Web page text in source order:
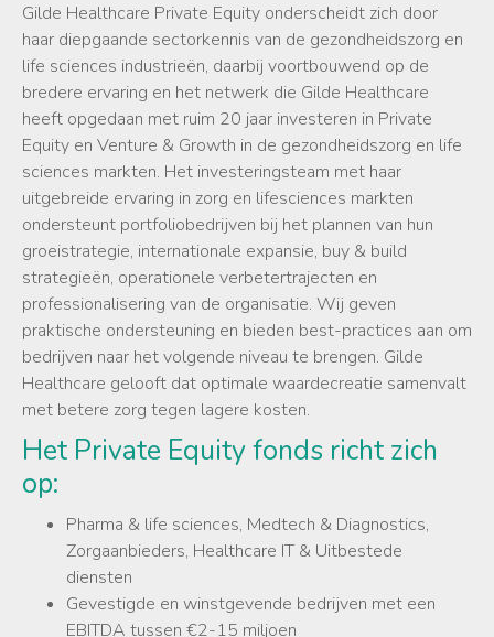
Gilde Healthcare Private Equity onderscheidt zich door
haar diepgaande sectorkennis van de gezondheidszorg en
life sciences industrieën, daarbij voortbouwend op de
bredere ervaring en het netwerk die Gilde Healthcare
heeft opgedaan met ruim 20 jaar investeren in Private
Equity en Venture & Growth in de gezondheidszorg en life
sciences markten. Het investeringsteam met haar
uitgebreide ervaring in zorg en lifesciences markten
ondersteunt portfoliobedrijven bij het plannen van hun
groeistrategie, internationale expansie, buy & build
strategieën, operationele verbetertrajecten en
professionalisering van de organisatie. Wij geven
praktische ondersteuning en bieden best-practices aan om
bedrijven naar het volgende niveau te brengen. Gilde
Healthcare gelooft dat optimale waardecreatie samenvalt
met betere zorg tegen lagere kosten.
Het Private Equity fonds richt zich
op:
Pharma & life sciences, Medtech & Diagnostics,
Zorgaanbieders, Healthcare IT & Uitbestede
diensten
Gevestigde en winstgevende bedrijven met een
EBITDA tussen €2-15 miljoen